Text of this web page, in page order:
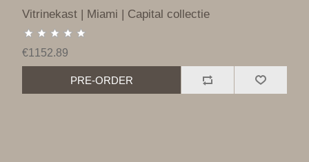
Vitrinekast | Miami | Capital collectie
€1152.89
PRE-ORDER